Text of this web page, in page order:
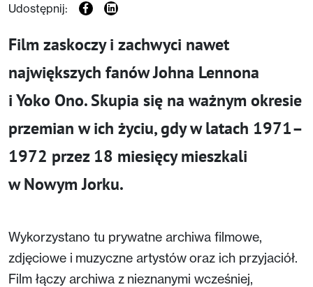
Udostępnij:
Film zaskoczy i zachwyci nawet
największych fanów Johna Lennona
i Yoko Ono. Skupia się na ważnym okresie
przemian w ich życiu, gdy w latach 1971–
1972 przez 18 miesięcy mieszkali
w Nowym Jorku.
Wykorzystano tu prywatne archiwa filmowe,
zdjęciowe i muzyczne artystów oraz ich przyjaciół.
Film łączy archiwa z nieznanymi wcześniej,